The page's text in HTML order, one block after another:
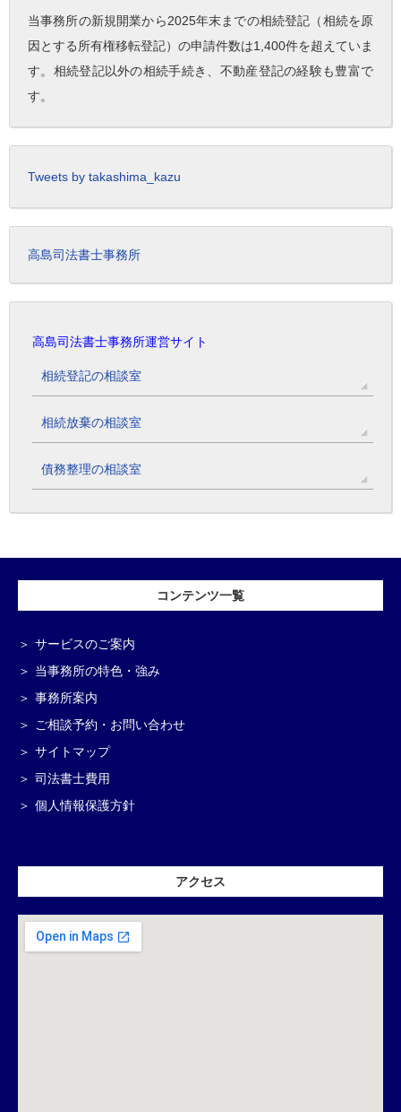
当事務所の新規開業から2025年末までの相続登記（相続を原
因とする所有権移転登記）の申請件数は1,400件を超えていま
す。相続登記以外の相続手続き、不動産登記の経験も豊富で
す。
Tweets by takashima_kazu
高島司法書士事務所
高島司法書士事務所運営サイト
相続登記の相談室
相続放棄の相談室
債務整理の相談室
コンテンツ一覧
サービスのご案内
当事務所の特色・強み
事務所案内
ご相談予約・お問い合わせ
サイトマップ
司法書士費用
個人情報保護方針
アクセス